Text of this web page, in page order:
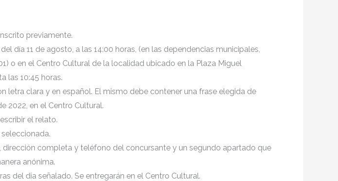
previamente.
día 11 de agosto, a las 14:00 horas, (en las dependencias municipales,
o en el Centro Cultural de la localidad ubicado en la Plaza Miguel
las 10:45 horas.
letra clara y en español. El mismo debe contener una frase elegida de
2022, en el Centro Cultural.
el relato.
completa y teléfono del concursante y un segundo apartado que
anónima.
del día señalado. Se entregarán en el Centro Cultural.